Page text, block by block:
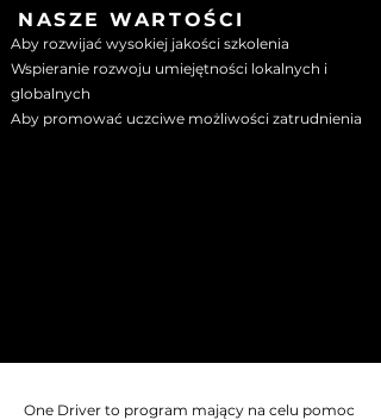
NASZE WARTOŚCI
Aby rozwijać wysokiej jakości szkolenia
Wspieranie rozwoju umiejętności lokalnych i
globalnych
Aby promować uczciwe możliwości zatrudnienia
One Driver to program mający na celu pomoc